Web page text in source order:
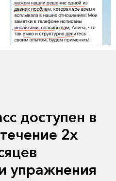
доступен в
2х
упражнения